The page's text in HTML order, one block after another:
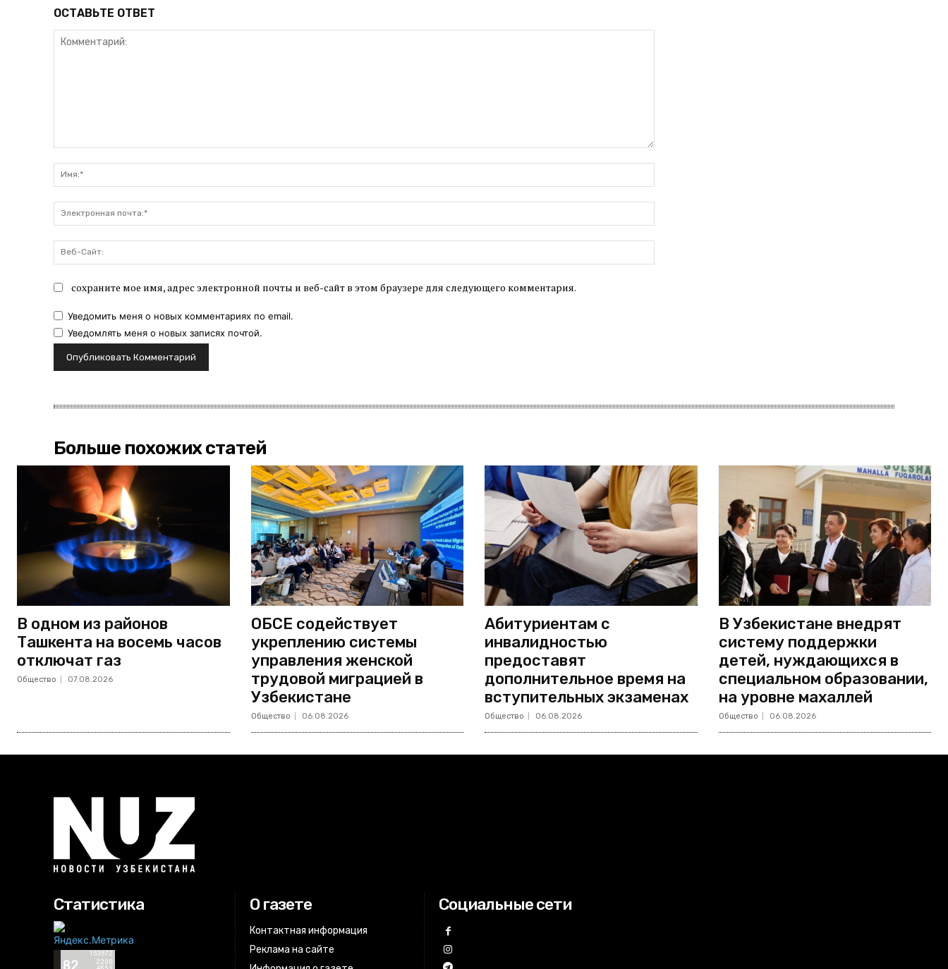
ОСТАВЬТЕ ОТВЕТ
почта:*
Сайт:
сохраните мое имя, адрес электронной почты и веб-сайт в этом браузере для следующего комментария.
Уведомить меня о новых комментариях по email.
Уведомлять меня о новых записях почтой.
Больше похожих статей
В одном из районов
Ташкента на восемь часов
отключат газ
Общество 07.08.2026
ОБСЕ содействует
укреплению системы
управления женской
трудовой миграцией в
Узбекистане
Общество 06.08.2026
Абитуриентам с
инвалидностью
предоставят
дополнительное время на
вступительных экзаменах
Общество 06.08.2026
В Узбекистане внедрят
систему поддержки
детей, нуждающихся в
специальном образовании,
на уровне махаллей
Общество 06.08.2026
Статистика О газете
Контактная информация
Реклама на сайте
Социальные сети